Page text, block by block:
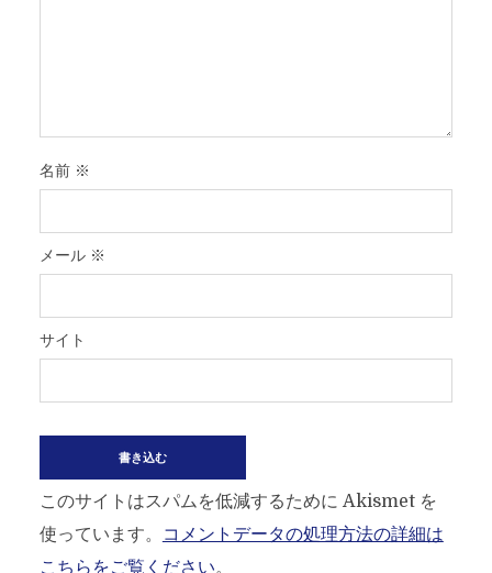
名前 ※
メール ※
サイト
このサイトはスパムを低減するために Akismet を
使っています。
コメントデータの処理方法の詳細は
こちらをご覧ください。